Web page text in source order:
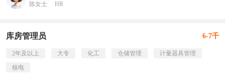
陈女士 HR
库房管理员 6-7千
2年及以上 大专 化工 仓储管理
计量器具管理
核电